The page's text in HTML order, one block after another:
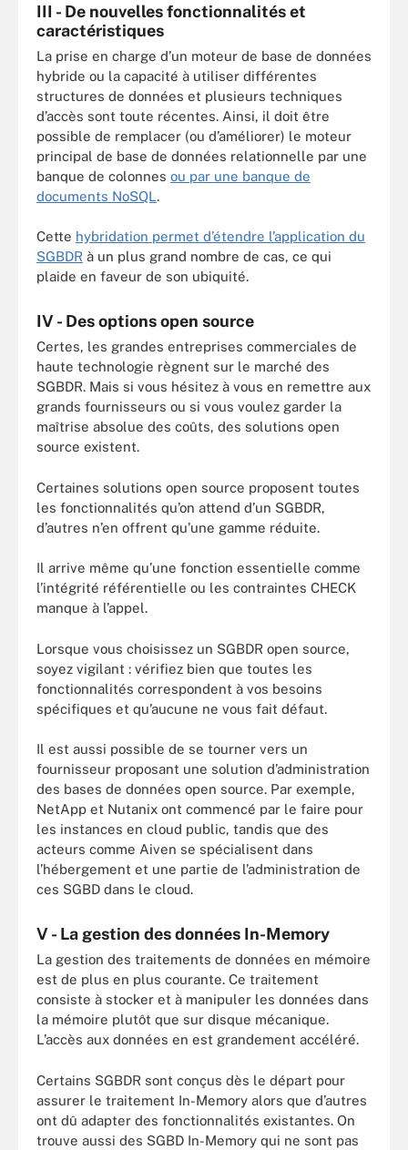
III - De nouvelles fonctionnalités et
caractéristiques
La prise en charge d’un moteur de base de données
hybride ou la capacité à utiliser différentes
structures de données et plusieurs techniques
d’accès sont toute récentes. Ainsi, il doit être
possible de remplacer (ou d’améliorer) le moteur
principal de base de données relationnelle par une
banque de colonnes ou par une banque de
documents NoSQL.
Cette hybridation permet d’étendre l’application du
SGBDR à un plus grand nombre de cas, ce qui
plaide en faveur de son ubiquité.
IV - Des options open source
Certes, les grandes entreprises commerciales de
haute technologie règnent sur le marché des
SGBDR. Mais si vous hésitez à vous en remettre aux
grands fournisseurs ou si vous voulez garder la
maîtrise absolue des coûts, des solutions open
source existent.
Certaines solutions open source proposent toutes
les fonctionnalités qu’on attend d’un SGBDR,
d’autres n’en offrent qu’une gamme réduite.
Il arrive même qu’une fonction essentielle comme
l’intégrité référentielle ou les contraintes CHECK
manque à l’appel.
Lorsque vous choisissez un SGBDR open source,
soyez vigilant : vérifiez bien que toutes les
fonctionnalités correspondent à vos besoins
spécifiques et qu’aucune ne vous fait défaut.
Il est aussi possible de se tourner vers un
fournisseur proposant une solution d’administration
des bases de données open source. Par exemple,
NetApp et Nutanix ont commencé par le faire pour
les instances en cloud public, tandis que des
acteurs comme Aiven se spécialisent dans
l’hébergement et une partie de l’administration de
ces SGBD dans le cloud.
V - La gestion des données In-Memory
La gestion des traitements de données en mémoire
est de plus en plus courante. Ce traitement
consiste à stocker et à manipuler les données dans
la mémoire plutôt que sur disque mécanique.
L’accès aux données en est grandement accéléré.
Certains SGBDR sont conçus dès le départ pour
assurer le traitement In-Memory alors que d’autres
ont dû adapter des fonctionnalités existantes. On
trouve aussi des SGBD In-Memory qui ne sont pas